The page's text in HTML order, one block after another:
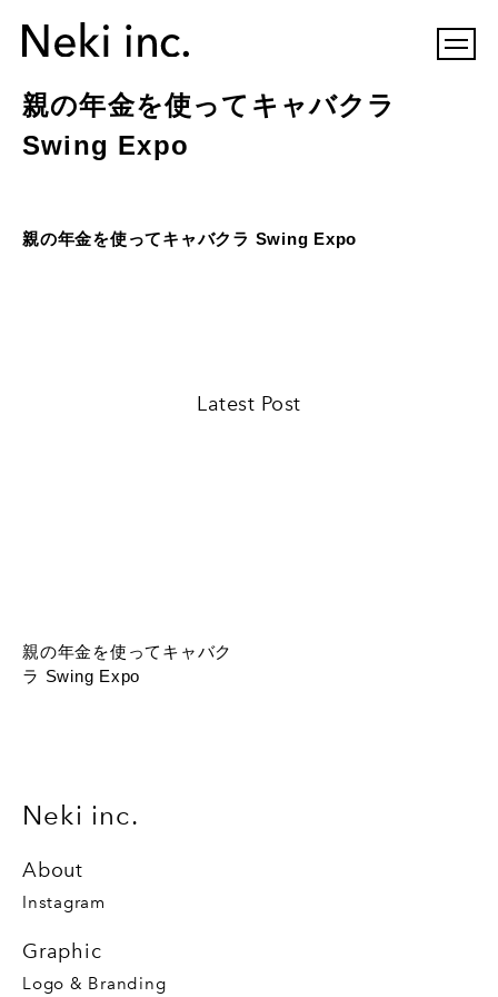
親の年金を使ってキャバクラ
Swing Expo
親の年金を使ってキャバクラ Swing Expo
Latest Post
親の年金を使ってキャバク
ラ Swing Expo
Neki inc.
About
Instagram
Graphic
Logo & Branding